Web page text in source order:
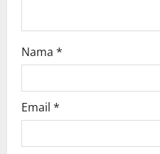
Nama *
Email *